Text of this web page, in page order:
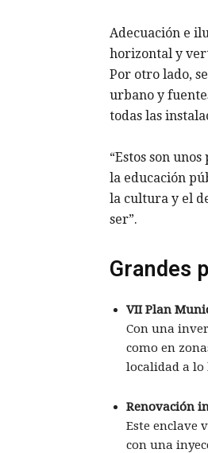
Adecuación e
horizontal y
Por otro lado,
urbano y
todas las
“Estos son
la educación
la cultura y el
ser”.
Grandes
VII Plan
Con una
como en
localidad a lo
Renovación
Este enclave
con una